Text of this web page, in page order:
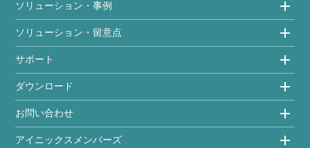
ソリューション・事例
ソリューション・留意点
サポート
ダウンロード
お問い合わせ
アイニックスメンバーズ